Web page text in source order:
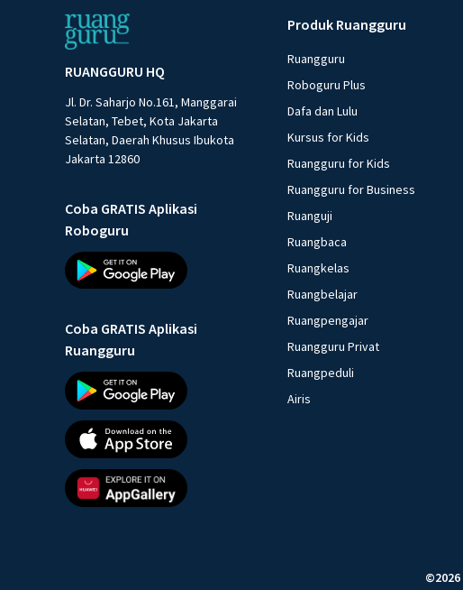
RUANGGURU HQ
Jl. Dr. Saharjo No.161, Manggarai
Selatan, Tebet, Kota Jakarta
Selatan, Daerah Khusus Ibukota
Jakarta 12860
Coba GRATIS Aplikasi
Roboguru
Coba GRATIS Aplikasi
Ruangguru
Produk Ruangguru
Ruangguru
Roboguru Plus
Dafa dan Lulu
Kursus for Kids
Ruangguru for Kids
Ruangguru for Business
Ruanguji
Ruangbaca
Ruangkelas
Ruangbelajar
Ruangpengajar
Ruangguru Privat
Ruangpeduli
Airis
©2026